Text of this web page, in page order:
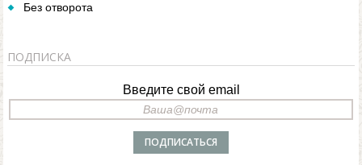
Без отворота
ПОДПИСКА
Введите свой email